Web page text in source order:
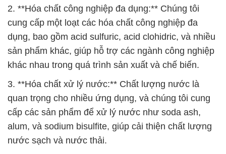
2. **Hóa chất công nghiệp đa dụng:** Chúng tôi
cung cấp một loạt các hóa chất công nghiệp đa
dụng, bao gồm acid sulfuric, acid clohidric, và nhiều
sản phẩm khác, giúp hỗ trợ các ngành công nghiệp
khác nhau trong quá trình sản xuất và chế biến.
3. **Hóa chất xử lý nước:** Chất lượng nước là
quan trọng cho nhiều ứng dụng, và chúng tôi cung
cấp các sản phẩm để xử lý nước như soda ash,
alum, và sodium bisulfite, giúp cải thiện chất lượng
nước sạch và nước thải.